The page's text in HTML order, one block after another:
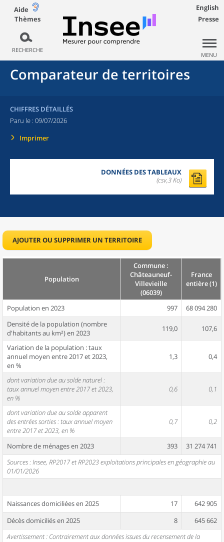
Aide
Thèmes
RECHERCHE
English
Presse
MENU
Comparateur de territoires
CHIFFRES DÉTAILLÉS
Paru le : 09/07/2026
Imprimer
DONNÉES DES TABLEAUX
(csv,3 Ko)
AJOUTER OU SUPPRIMER UN TERRITOIRE
Population
Commune :
Châteauneuf-
Villevieille
(06039)
France
entière (1)
Population en 2023 997
68 094 280
Densité de la population (nombre
d'habitants au km²) en 2023
119,0 107,6
Variation de la population : taux
annuel moyen entre 2017 et 2023,
en %
1,3 0,4
dont variation due au solde naturel :
taux annuel moyen entre 2017 et 2023,
en %
0,6 0,1
dont variation due au solde apparent
des entrées sorties : taux annuel moyen
entre 2017 et 2023, en %
0,7 0,2
Nombre de ménages en 2023 393
31 274 741
Sources : Insee, RP2017 et RP2023 exploitations principales en géographie au
01/01/2026
Naissances domiciliées en 2025 17
642 905
Décès domiciliés en 2025
8
645 662
Avertissement : Contrairement aux données issues du recensement de la